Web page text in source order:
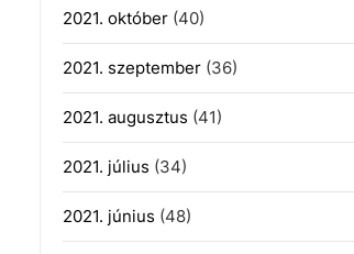
2021. október(40)
2021. szeptember(36)
2021. augusztus (41)
2021. július (34)
2021. június (48)